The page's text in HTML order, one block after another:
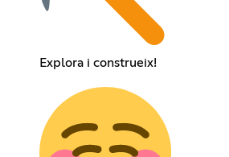
Explora i construeix!